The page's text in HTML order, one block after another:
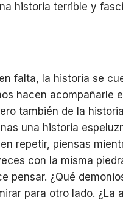
historia terrible y
falta, la historia se
hacen acompañarle
también de la
una historia
repetir, piensas
con la misma
pensar. ¿Qué
para otro lado. ¿La